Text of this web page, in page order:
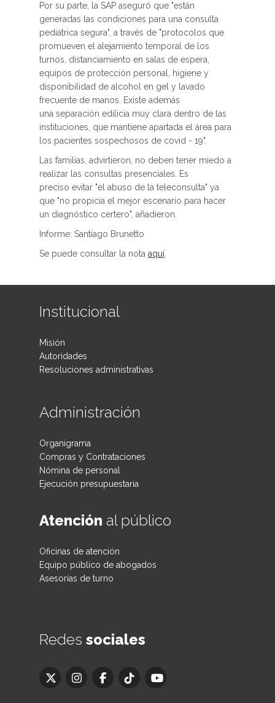
Por su parte, la SAP aseguró que "están
generadas las condiciones para una consulta
pediátrica segura", a través de "protocolos que
promueven el alejamiento temporal de los
turnos, distanciamiento en salas de espera,
equipos de protección personal, higiene y
disponibilidad de alcohol en gel y lavado
frecuente de manos. Existe además
una separación edilicia muy clara dentro de las
instituciones, que mantiene apartada el área para
los pacientes sospechosos de covid - 19".
Las familias, advirtieron, no deben tener miedo a
realizar las consultas presenciales. Es
preciso evitar "el abuso de la teleconsulta" ya
que "no propicia el mejor escenario para hacer
un diagnóstico certero", añadieron.
Informe: Santiago Brunetto
Se puede consultar la nota aquí
Institucional
Misión
Autoridades
Resoluciones administrativas
Administración
Organigrama
Compras y Contrataciones
Nómina de personal
Ejecución presupuestaria
Atención al público
Oficinas de atención
Equipo público de abogados
Asesorías de turno
Redes sociales